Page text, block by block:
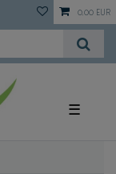
0,00 EUR
☰